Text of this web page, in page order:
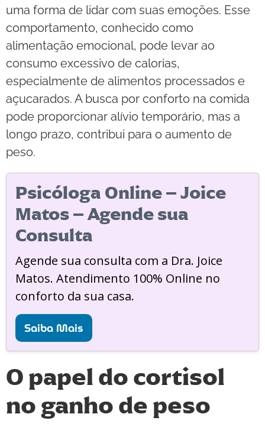
uma forma de lidar com suas emoções. Esse
comportamento, conhecido como
alimentação emocional, pode levar ao
consumo excessivo de calorias,
especialmente de alimentos processados e
açucarados. A busca por conforto na comida
pode proporcionar alívio temporário, mas a
longo prazo, contribui para o aumento de
peso.
Psicóloga Online – Joice
Matos – Agende sua
Consulta
Agende sua consulta com a Dra. Joice
Matos. Atendimento 100% Online no
conforto da sua casa.
Saiba Mais
O papel do cortisol
no ganho de peso